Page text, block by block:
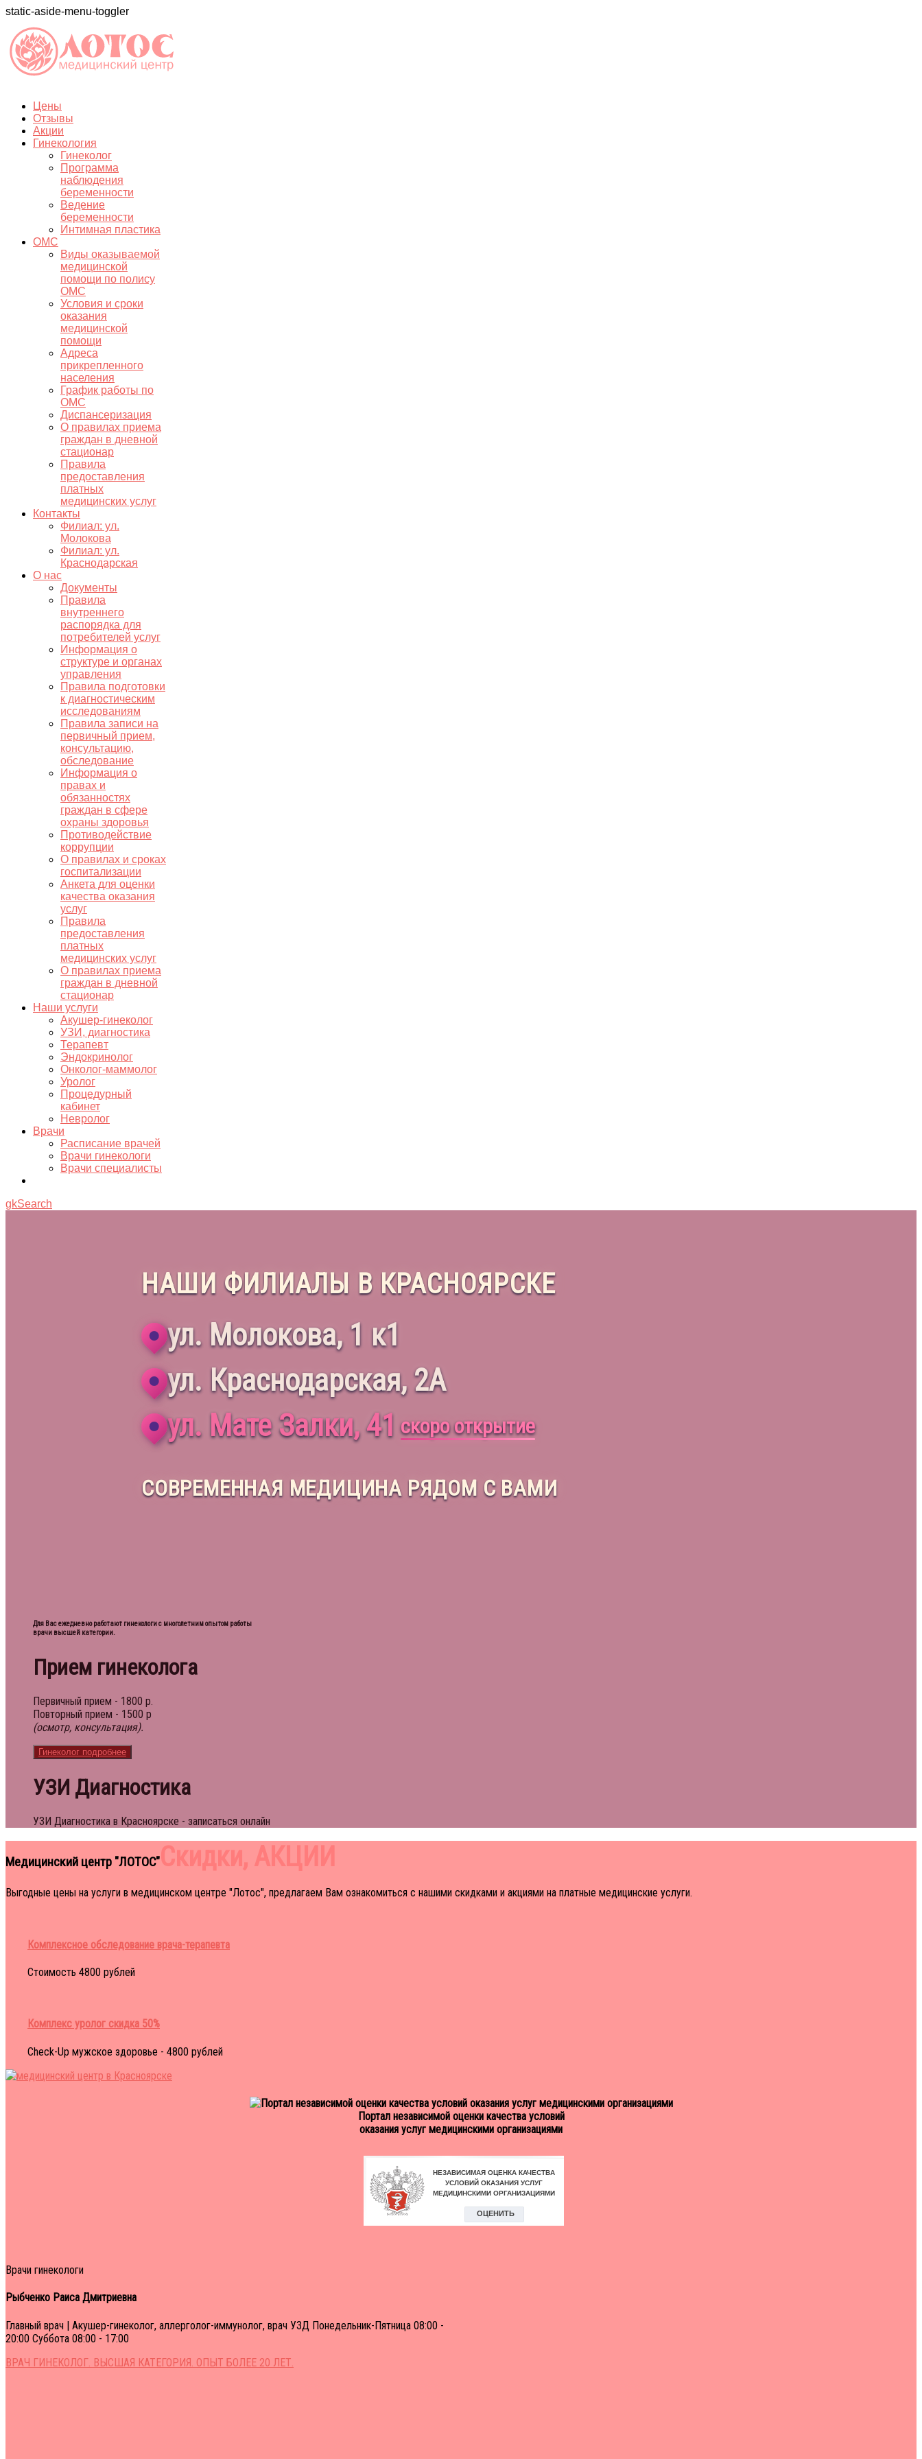
static-aside-menu-toggler
Цены
Отзывы
Акции
Гинекология
Гинеколог
Программа
наблюдения
беременности
Ведение
беременности
Интимная пластика
ОМС
Виды оказываемой
медицинской
помощи по полису
ОМС
Условия и сроки
оказания
медицинской
помощи
Адреса
прикрепленного
населения
График работы по
ОМС
Диспансеризация
О правилах приема
граждан в дневной
стационар
Правила
предоставления
платных
медицинских услуг
Контакты
Филиал: ул.
Молокова
Филиал: ул.
Краснодарская
О нас
Документы
Правила
внутреннего
распорядка для
потребителей услуг
Информация о
структуре и органах
управления
Правила подготовки
к диагностическим
исследованиям
Правила записи на
первичный прием,
консультацию,
обследование
Информация о
правах и
обязанностях
граждан в сфере
охраны здоровья
Противодействие
коррупции
О правилах и сроках
госпитализации
Анкета для оценки
качества оказания
услуг
Правила
предоставления
платных
медицинских услуг
О правилах приема
граждан в дневной
стационар
Наши услуги
Акушер-гинеколог
УЗИ, диагностика
Терапевт
Эндокринолог
Онколог-маммолог
Уролог
Процедурный
кабинет
Невролог
Врачи
Расписание врачей
Врачи гинекологи
Врачи специалисты
gkSearch
НАШИ ФИЛИАЛЫ В КРАСНОЯРСКЕ
ул. Молокова, 1 к1
ул. Краснодарская, 2А
ул. Мате Залки, 41 скоро открытие
СОВРЕМЕННАЯ МЕДИЦИНА РЯДОМ С ВАМИ
Для Вас ежедневно работают гинекологи с многолетним опытом работы
врачи высшей категории.
Прием гинеколога
Первичный прием - 1800 р.
Повторный прием - 1500 р
(осмотр, консультация).
Гинеколог подробнее
УЗИ Диагностика
УЗИ Диагностика в Красноярске - записаться онлайн
Точная и качественная диагностика УЗИ, является ключевым фактором эффективного лечения
Раздел - УЗИ Диагностика
Умным родителям — умных и здоровых детей!
Для тех, кому важны ответы на вопросы «Почему?», «Зачем?», «Как правильно?».
Здоровый ребёнок — прекрасная цель, требующая при этом вложений интеллекта, души и физических усилий. Давайте всё делать правильно! Врачи уже знают, как, — теперь ваша очередь!..
Счастливого SMART-материнства!
Бесплатный прием по ОМС
У нас работают профессиональные гинекологи, терапевты, кардиологи, специалисты по реабилитации и прочие врачи. Вы можете быть уверены, что наш медцентр окажет вам
Медицинский центр "ЛОТОС"Скидки, АКЦИИ
Выгодные цены на услуги в медицинском центре "Лотос", предлагаем Вам ознакомиться с нашими скидками и акциями на платные медицинские услуги.
Комплексное обследование врача-терапевта
Стоимость 4800 рублей
Комплекс уролог скидка 50%
Check-Up мужское здоровье - 4800 рублей
Портал независимой оценки качества условий
оказания услуг медицинскими организациями
Врачи гинекологи
Рыбченко Раиса Дмитриевна
Главный врач | Акушер-гинеколог, аллерголог-иммунолог, врач УЗД Понедельник-Пятница 08:00 -
20:00 Суббота 08:00 - 17:00
ВРАЧ ГИНЕКОЛОГ. ВЫСШАЯ КАТЕГОРИЯ. ОПЫТ БОЛЕЕ 20 ЛЕТ.